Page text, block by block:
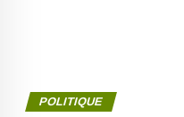
POLITIQUE